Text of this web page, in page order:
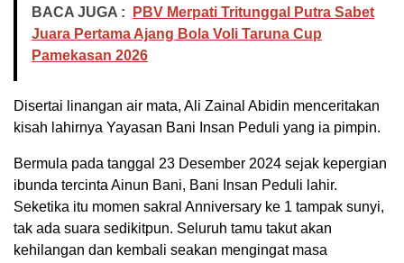
BACA JUGA :
PBV Merpati Tritunggal Putra Sabet
Juara Pertama Ajang Bola Voli Taruna Cup
Pamekasan 2026
Disertai linangan air mata, Ali Zainal Abidin menceritakan
kisah lahirnya Yayasan Bani Insan Peduli yang ia pimpin.
Bermula pada tanggal 23 Desember 2024 sejak kepergian
ibunda tercinta Ainun Bani, Bani Insan Peduli lahir.
Seketika itu momen sakral Anniversary ke 1 tampak sunyi,
tak ada suara sedikitpun. Seluruh tamu takut akan
kehilangan dan kembali seakan mengingat masa